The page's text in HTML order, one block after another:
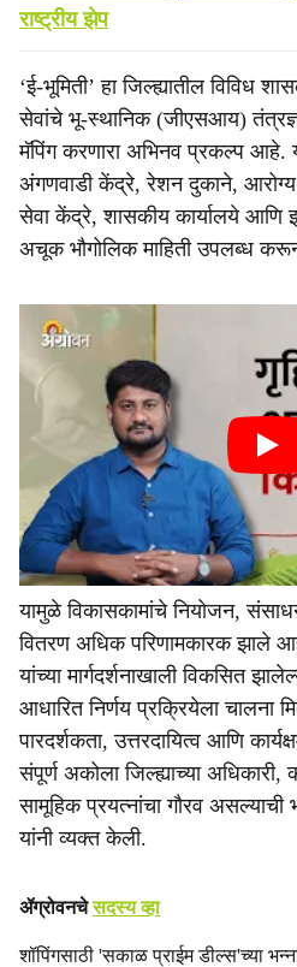
राष्ट्रीय झेप
‘ई-भूमिती’ हा जिल्ह्यातील विविध
सेवांचे भू-स्थानिक (जीएसआय)
मॅपिंग करणारा अभिनव प्रकल्प आहे.
अंगणवाडी केंद्रे, रेशन दुकाने,
सेवा केंद्रे, शासकीय कार्यालये आणि
अचूक भौगोलिक माहिती उपलब्ध
यामुळे विकासकामांचे नियोजन,
वितरण अधिक परिणामकारक झाले आहे.
यांच्या मार्गदर्शनाखाली विकसित
आधारित निर्णय प्रक्रियेला चालना
पारदर्शकता, उत्तरदायित्व आणि
संपूर्ण अकोला जिल्ह्याच्या अधिकारी,
सामूहिक प्रयत्नांचा गौरव असल्याची
यांनी व्यक्त केली.
ॲग्रोवनचेसदस्य व्हा
शॉपिंगसाठी 'सकाळ प्राईम डील्स'च्या